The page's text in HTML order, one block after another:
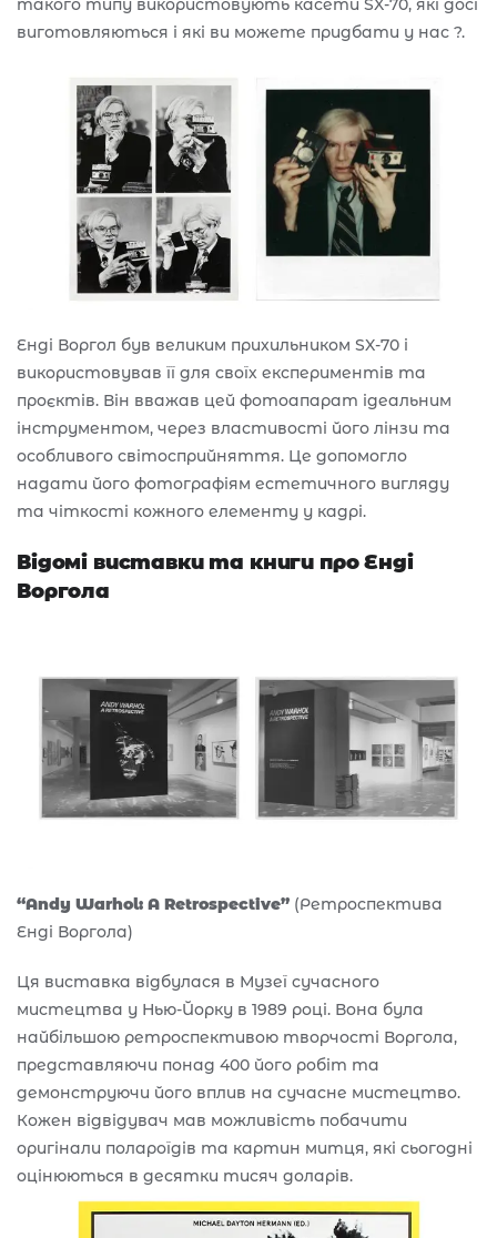
такого типу використовують касети SX-70, які досі
виготовляються і які ви можете придбати у нас ?.
Енді Воргол був великим прихильником SX-70 і
використовував її для своїх експериментів та
проєктів. Він вважав цей фотоапарат ідеальним
інструментом, через властивості його лінзи та
особливого світосприйняття. Це допомогло
надати його фотографіям естетичного вигляду
та чіткості кожного елементу у кадрі.
Відомі виставки та книги про Енді
Воргола
“Andy Warhol: A Retrospective” (Ретроспектива
Енді Воргола)
Ця виставка відбулася в Музеї сучасного
мистецтва у Нью-Йорку в 1989 році. Вона була
найбільшою ретроспективою творчості Воргола,
представляючи понад 400 його робіт та
демонструючи його вплив на сучасне мистецтво.
Кожен відвідувач мав можливість побачити
оригінали полароїдів та картин митця, які сьогодні
оцінюються в десятки тисяч доларів.